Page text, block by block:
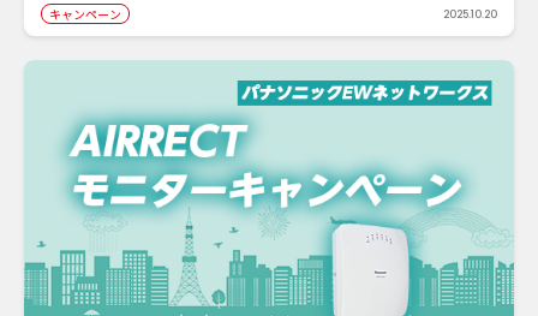
キャンペーン 2025.10.20